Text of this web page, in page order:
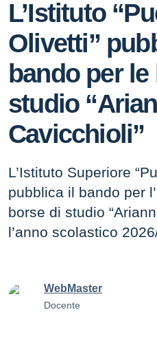
L’Istituto
Olivetti”
bando per le
studio
Cavicchioli”
L’Istituto Superiore
pubblica il bando per
borse di studio
l’anno scolastico
WebMaster
Docente